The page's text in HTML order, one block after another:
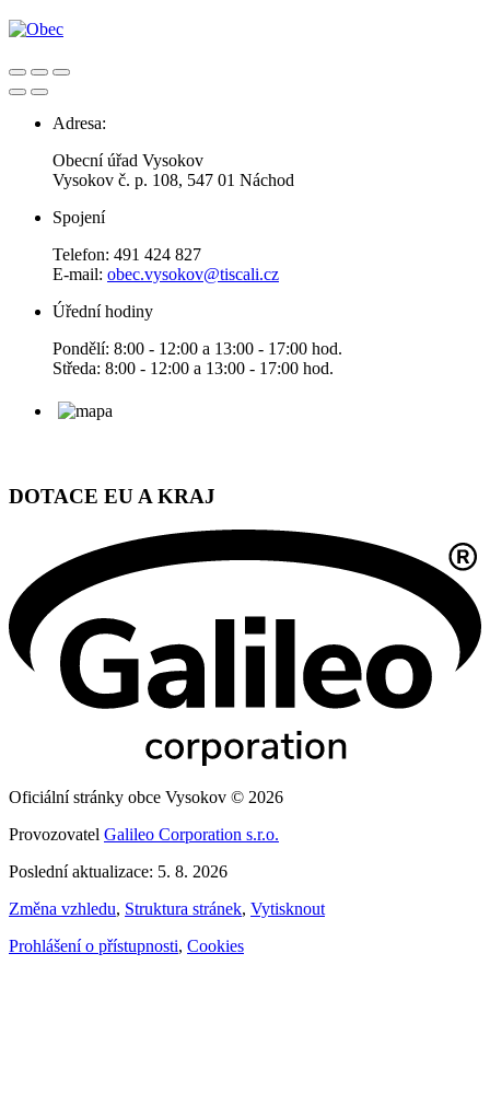
Adresa:
Obecní úřad Vysokov
Vysokov č. p. 108, 547 01 Náchod
Spojení
Telefon: 491 424 827
E-mail: obec.vysokov@tiscali.cz
Úřední hodiny
Pondělí: 8:00 - 12:00 a 13:00 - 17:00 hod.
Středa: 8:00 - 12:00 a 13:00 - 17:00 hod.
DOTACE EU A KRAJ
Oficiální stránky obce Vysokov © 2026
Provozovatel Galileo Corporation s.r.o.
Poslední aktualizace: 5. 8. 2026
Změna vzhledu, Struktura stránek, Vytisknout
Prohlášení o přístupnosti, Cookies